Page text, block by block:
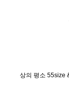
상의 평소 55size